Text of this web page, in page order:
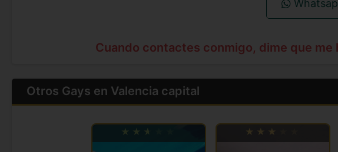
Cuando contactes conmigo, dime que me
Otros Gays en Valencia capital